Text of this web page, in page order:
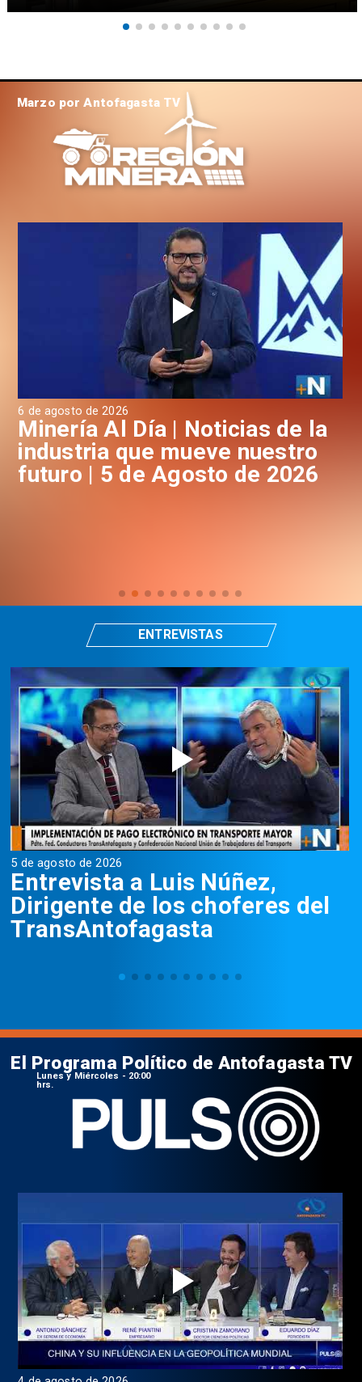
6 de agosto de 2026
Minería Al Día | Noticias de la
industria que mueve nuestro
futuro | 5 de Agosto de 2026
Marzo por Antofagasta TV
5 de agosto de 2026
Entrevista a Luis Núñez,
Dirigente de los choferes del
TransAntofagasta
ENTREVISTAS
El Programa Político de Antofagasta TV
Lunes y Miércoles - 20:00
hrs.